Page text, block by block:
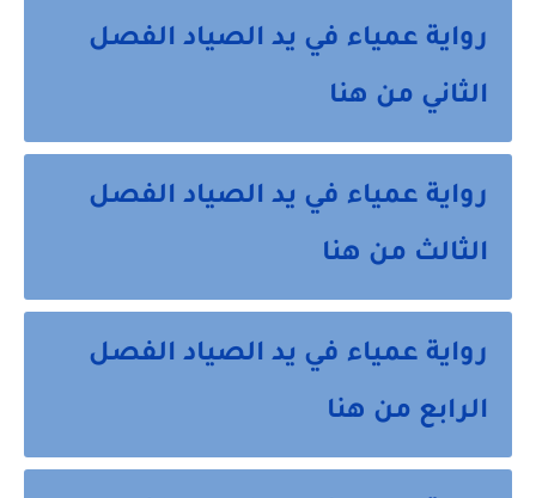
رواية عمياء في يد الصياد الفصل
الثاني من هنا
رواية عمياء في يد الصياد الفصل
الثالث من هنا
رواية عمياء في يد الصياد الفصل
الرابع من هنا